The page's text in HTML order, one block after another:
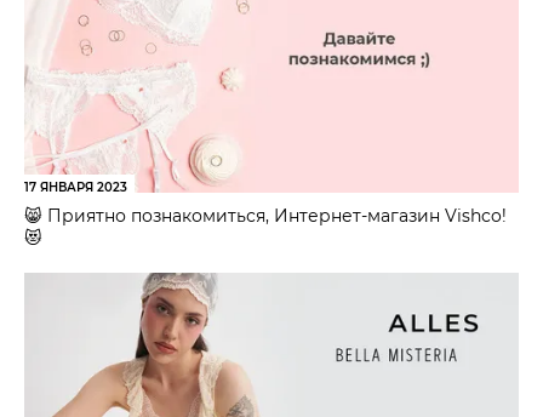
17 ЯНВАРЯ 2023
😸 Приятно познакомиться, Интернет-магазин Vishco!
😻